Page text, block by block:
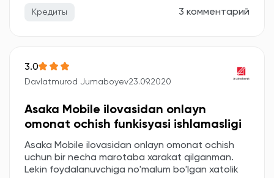
Кредиты 3 комментарий
3.0
Davlatmurod Jumaboyev23.09.2020
Asaka Mobile ilovasidan onlayn
omonat ochish funkisyasi ishlamasligi
Asaka Mobile ilovasidan onlayn omonat ochish
uchun bir necha marotaba xarakat qilganman.
Lekin foydalanuvchiga no'malum bo'lgan xatolik